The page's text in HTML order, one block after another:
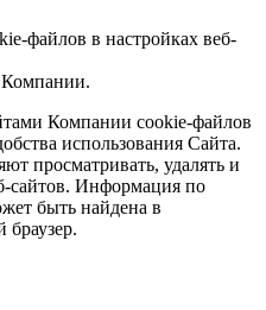
файлов в настройках веб-
Компании.
Компании cookie-файлов
использования Сайта.
просматривать, удалять и
сайтов. Информация по
быть найдена в
браузер.